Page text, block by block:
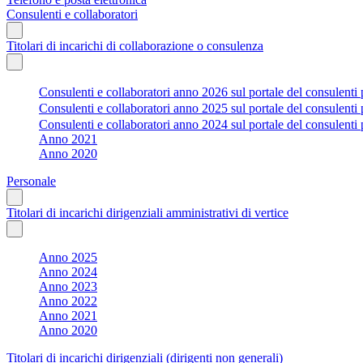
Consulenti e collaboratori
Titolari di incarichi di collaborazione o consulenza
Consulenti e collaboratori anno 2026 sul portale del consulenti
Consulenti e collaboratori anno 2025 sul portale del consulenti
Consulenti e collaboratori anno 2024 sul portale del consulenti
Anno 2021
Anno 2020
Personale
Titolari di incarichi dirigenziali amministrativi di vertice
Anno 2025
Anno 2024
Anno 2023
Anno 2022
Anno 2021
Anno 2020
Titolari di incarichi dirigenziali (dirigenti non generali)